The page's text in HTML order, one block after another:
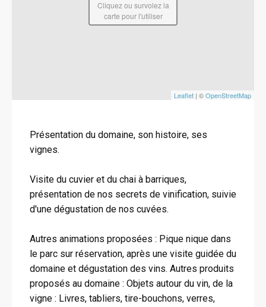
Leaflet | ©OpenStreetMap
Cliquez ou survolez la
carte pour l'utiliser
Présentation du domaine, son histoire, ses
vignes.
Visite du cuvier et du chai à barriques,
présentation de nos secrets de vinification, suivie
d'une dégustation de nos cuvées.
Autres animations proposées : Pique nique dans
le parc sur réservation, après une visite guidée du
domaine et dégustation des vins. Autres produits
proposés au domaine : Objets autour du vin, de la
vigne : Livres, tabliers, tire-bouchons, verres,